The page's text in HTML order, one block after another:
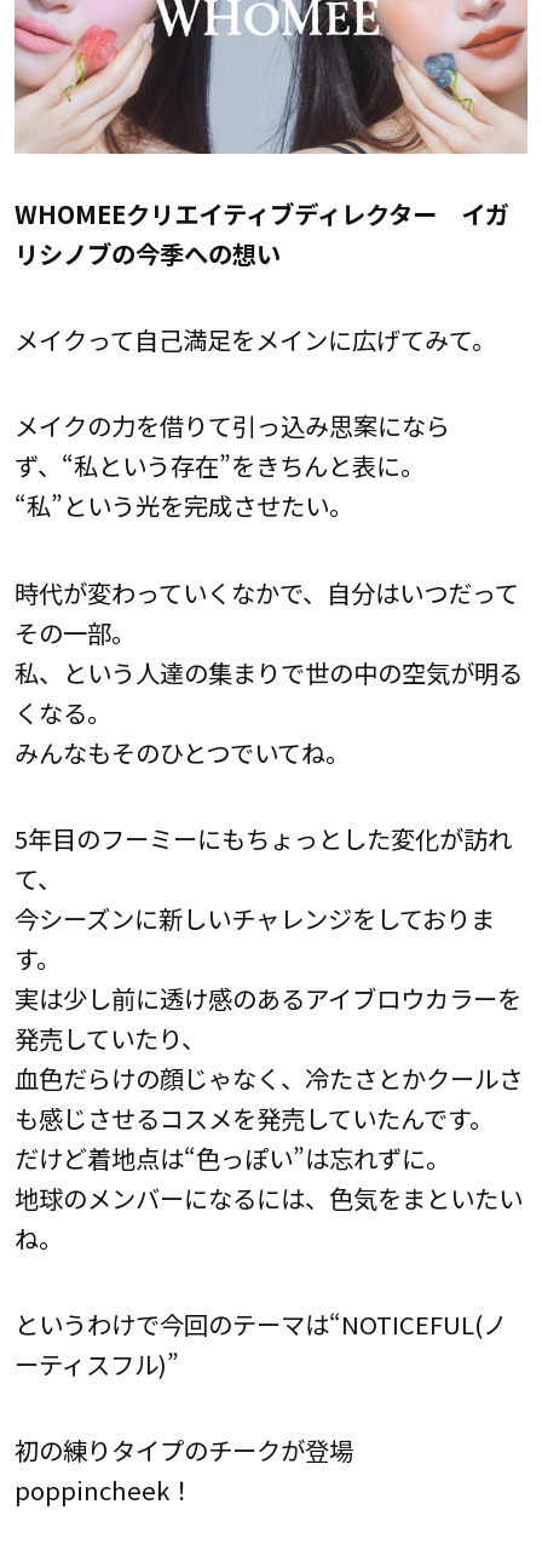
WHOMEEクリエイティブディレクター イガ
リシノブの今季への想い
メイクって自己満足をメインに広げてみて。
メイクの力を借りて引っ込み思案になら
ず、“私という存在”をきちんと表に。
“私”という光を完成させたい。
時代が変わっていくなかで、自分はいつだって
その一部。
私、という人達の集まりで世の中の空気が明る
くなる。
みんなもそのひとつでいてね。
5年目のフーミーにもちょっとした変化が訪れ
て、
今シーズンに新しいチャレンジをしておりま
す。
実は少し前に透け感のあるアイブロウカラーを
発売していたり、
血色だらけの顔じゃなく、冷たさとかクールさ
も感じさせるコスメを発売していたんです。
だけど着地点は“色っぽい”は忘れずに。
地球のメンバーになるには、色気をまといたい
ね。
というわけで今回のテーマは“NOTICEFUL(ノ
ーティスフル)”
初の練りタイプのチークが登場
poppincheek！